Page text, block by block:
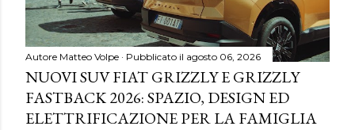
Autore Matteo Volpe Pubblicato il agosto 06, 2026
NUOVI SUV FIAT GRIZZLY E GRIZZLY
FASTBACK 2026: SPAZIO, DESIGN ED
ELETTRIFICAZIONE PER LA FAMIGLIA